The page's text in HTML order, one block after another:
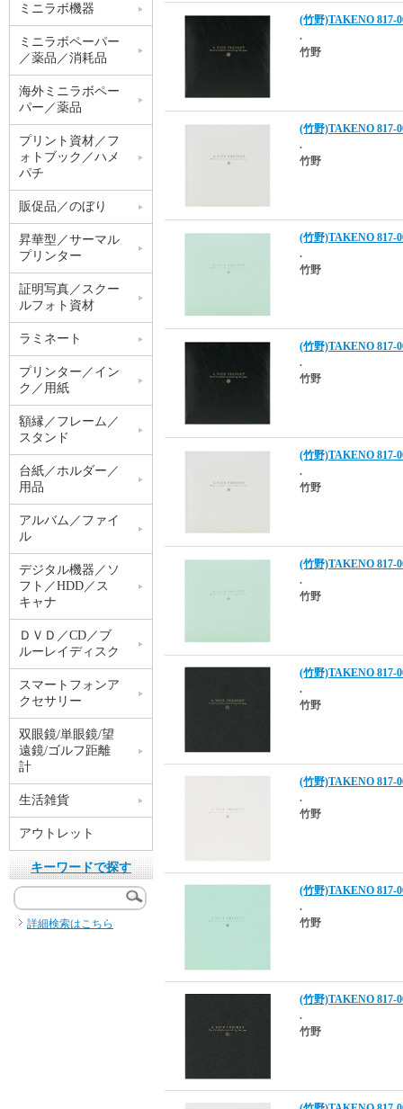
(竹野)TAKENO 817-
.
竹野
(竹野)TAKENO 817-
.
竹野
(竹野)TAKENO 817-
.
竹野
(竹野)TAKENO 817-
.
竹野
(竹野)TAKENO 817-
.
竹野
(竹野)TAKENO 817-
.
竹野
(竹野)TAKENO 817-
.
竹野
(竹野)TAKENO 817-
.
竹野
(竹野)TAKENO 817-
.
竹野
(竹野)TAKENO 817-
.
竹野
ミニラボ機器
ミニラボペーパー
／薬品／消耗品
海外ミニラボペー
パー／薬品
プリント資材／フ
ォトブック／ハメ
パチ
販促品／のぼり
昇華型／サーマル
プリンター
証明写真／スクー
ルフォト資材
ラミネート
プリンター／イン
ク／用紙
額縁／フレーム／
スタンド
台紙／ホルダー／
用品
アルバム／ファイ
ル
デジタル機器／ソ
フト／HDD／ス
キャナ
ＤＶＤ／CD／ブ
ルーレイディスク
スマートフォンア
クセサリー
双眼鏡/単眼鏡/望
遠鏡/ゴルフ距離
計
生活雑貨
アウトレット
キーワードで探す
詳細検索はこちら